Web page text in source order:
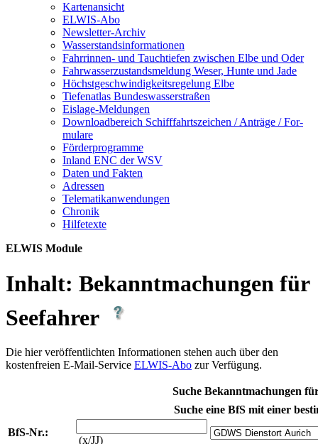
Kar­ten­an­sicht
EL­WIS-​Abo
Newslet­ter-​Ar­chiv
Was­ser­stands­in­for­ma­tio­nen
Fahr­rin­nen-​ und Tauch­tie­fen zwi­schen El­be und Oder
Fahr­was­ser­zu­stands­mel­dung We­ser, Hun­te und Ja­de
Höchst­ge­schwin­dig­keits­re­ge­lung El­be
Tie­fe­n­at­las Bun­des­was­ser­stra­ßen
Eis­la­ge-​Mel­dun­gen
Dow­n­load­be­reich Schiff­fahrts­zei­chen / An­trä­ge / For­
mu­la­re
För­der­pro­gram­me
In­land ENC der WSV
Da­ten und Fak­ten
Adres­sen
Te­le­ma­ti­kan­wen­dun­gen
Chro­nik
Hil­fe­tex­te
ELWIS Module
Inhalt: Bekanntmachungen für
Seefahrer
Die hier veröffentlichten Informationen stehen auch über den
kostenfreien E-Mail-Service ELWIS-Abo zur Verfügung.
Suche Bekanntmachungen
Suche eine BfS mit einer
BfS-Nr.:
(x/JJ)